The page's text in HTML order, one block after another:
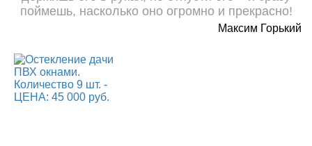
поймешь, насколько оно огромно и прекрасно!
Максим Горький